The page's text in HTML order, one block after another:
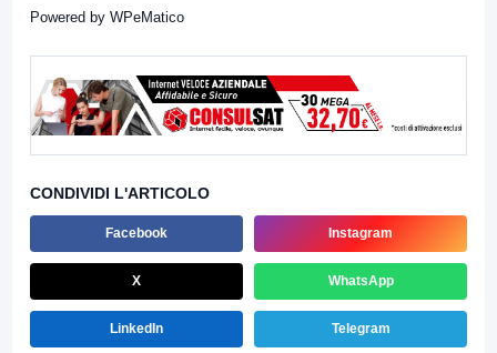
Powered by WPeMatico
CONDIVIDI L'ARTICOLO
Facebook Instagram
X WhatsApp
LinkedIn Telegram